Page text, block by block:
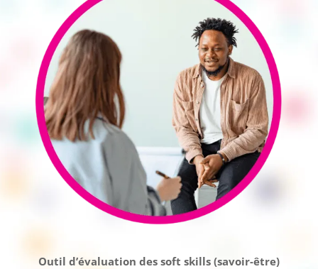
Outil d’évaluation des soft skills (savoir-être)